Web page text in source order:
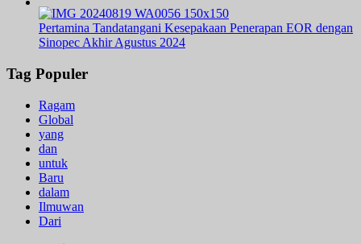
Pertamina Tandatangani Kesepakaan Penerapan EOR dengan
Sinopec Akhir Agustus 2024
Tag Populer
Ragam
Global
yang
dan
untuk
Baru
dalam
Ilmuwan
Dari